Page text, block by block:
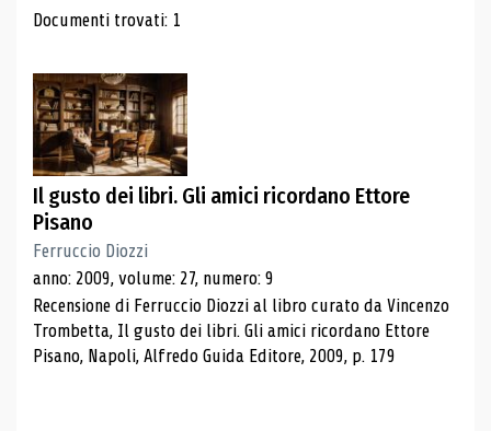
Risultati di ricerca
Documenti trovati: 1
Il gusto dei libri. Gli amici ricordano Ettore
Pisano
Ferruccio Diozzi
anno: 2009, volume: 27, numero: 9
Recensione di Ferruccio Diozzi al libro curato da Vincenzo
Trombetta, Il gusto dei libri. Gli amici ricordano Ettore
Pisano, Napoli, Alfredo Guida Editore, 2009, p. 179